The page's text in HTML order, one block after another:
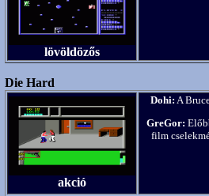
lövöldözős
Die Hard
akció
Dohi: A
GreGor:
film